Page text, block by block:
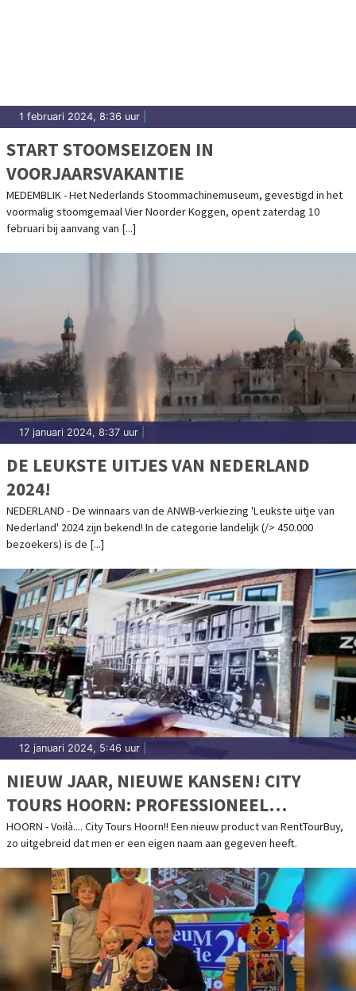
1 februari 2024, 8:36 uur
START STOOMSEIZOEN IN
VOORJAARSVAKANTIE
MEDEMBLIK - Het Nederlands Stoommachinemuseum, gevestigd in het
voormalig stoomgemaal Vier Noorder Koggen, opent zaterdag 10
februari bij aanvang van [...]
17 januari 2024, 8:37 uur
DE LEUKSTE UITJES VAN NEDERLAND
2024!
NEDERLAND - De winnaars van de ANWB-verkiezing 'Leukste uitje van
Nederland' 2024 zijn bekend! In de categorie landelijk (/> 450.000
bezoekers) is de [...]
12 januari 2024, 5:46 uur
NIEUW JAAR, NIEUWE KANSEN! CITY
TOURS HOORN: PROFESSIONEEL
BEGELEIDE TOURS DOOR HOORN EN
WEST-FRIESLAND
HOORN - Voilà.... City Tours Hoorn!! Een nieuw product van RentTourBuy,
zo uitgebreid dat men er een eigen naam aan gegeven heeft.